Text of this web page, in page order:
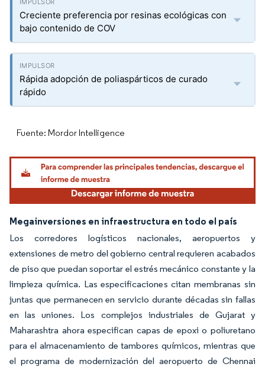
Creciente preferencia por resinas ecológicas con
bajo contenido de COV
Rápida adopción de poliaspárticos de curado
rápido
Fuente: Mordor Intelligence
Megainversiones en infraestructura en todo el país
Los corredores logísticos nacionales, aeropuertos y
extensiones de metro del gobierno central requieren acabados
de piso que puedan soportar el estrés mecánico constante y la
limpieza química. Las especificaciones citan membranas sin
juntas que permanecen en servicio durante décadas sin fallas
en las uniones. Los complejos industriales de Gujarat y
Maharashtra ahora especifican capas de epoxi o poliuretano
para el almacenamiento de tambores químicos, mientras que
el programa de modernización del aeropuerto de Chennai